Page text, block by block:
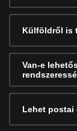
Külföldről is
Van-e
Lehet postai